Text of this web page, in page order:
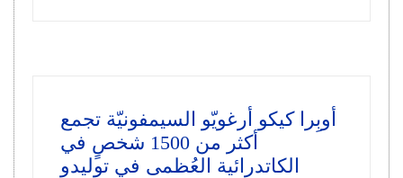
أوبِرا كيكو أرغويّو السيمفونيّة تجمع
أكثر من 1500 شخصٍ في
الكاتدرائية العُظمى في توليدو